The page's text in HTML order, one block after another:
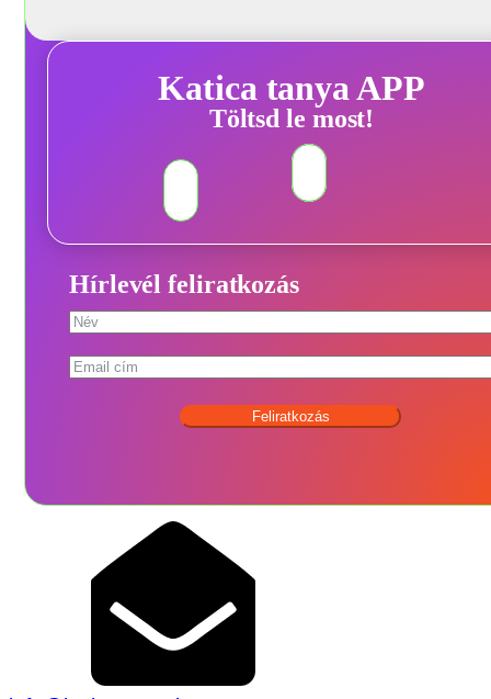
Katica tanya APP
Töltsd le most!
Hírlevél feliratkozás
Feliratkozás